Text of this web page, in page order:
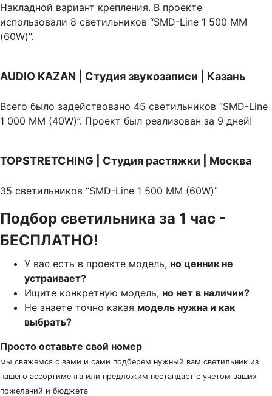
Накладной вариант крепления. В проекте
использовали 8 светильников “SMD-Line 1 500 ММ
(60W)”.
AUDIO KAZAN | Студия звукозаписи | Казань
Всего было задействовано 45 светильников “SMD-Line
1 000 ММ (40W)”. Проект был реализован за 9 дней!
TOPSTRETCHING | Студия растяжки | Москва
35 светильников “SMD-Line 1 500 ММ (60W)”
Подбор светильника за 1 час -
БЕСПЛАТНО!
У вас есть в проекте модель, но ценник не
устраивает?
Ищите конкретную модель, но нет в наличии?
Не знаете точно какая модель нужна и как
выбрать?
Просто оставьте свой номер
мы свяжемся с вами и сами подберем нужный вам светильник из
нашего ассортимента или предложим нестандарт с учетом ваших
пожеланий и бюджета